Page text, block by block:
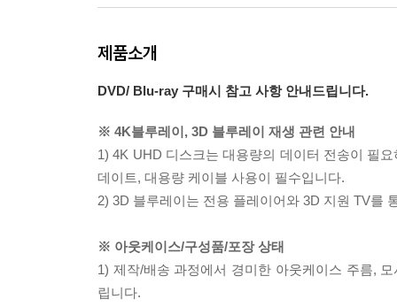
제품소개
DVD/ Blu-ray 구매시 참고 사항 안내드립니다.
※ 4K블루레이, 3D 블루레이 재생 관련 안내
1) 4K UHD 디스크는 대용량의 데이터 전송이 필
데이트, 대용량 케이블 사용이 필수입니다.
2) 3D 블루레이는 전용 플레이어와 3D 지원 TV를
※ 아웃케이스/구성품/포장 상태
1) 제작/배송 과정에서 경미한 아웃케이스 주름,
립니다.